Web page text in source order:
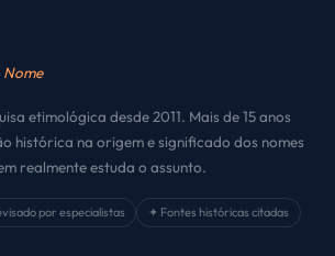
Nome
etimológica desde 2011. Mais de 15 anos
histórica na origem e significado dos nomes
realmente estuda o assunto.
por especialistas
✦ Fontes históricas citadas